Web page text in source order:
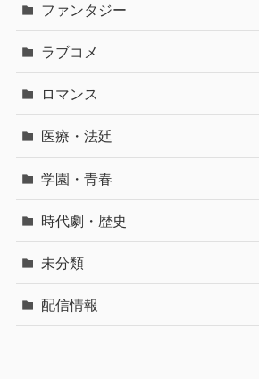
ファンタジー
ラブコメ
ロマンス
医療・法廷
学園・青春
時代劇・歴史
未分類
配信情報